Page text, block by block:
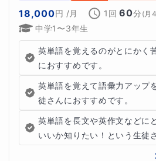
18,000円 /月 1回 60分 ( 月
中学1〜3年生
英単語を覚えるのがとにかく
におすすめです。
英単語を覚えて語彙力アップ
徒さんにおすすめです。
英単語を長文や英作文などに
いいか知りたい！という生徒